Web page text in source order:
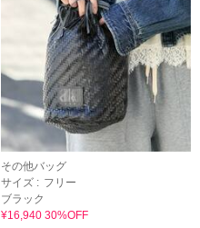
その他バッグ
サイズ : フリー
ブラック
¥16,940 30%OFF